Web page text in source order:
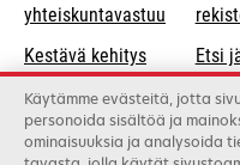
yhteiskuntavastuu opens
a
new
tab
Kestävä kehitys
Lexmarkin
kumppanit
Etsi
Käytämme evästeitä, jotta
personoida sisältöä ja
ominaisuuksia ja analysoida